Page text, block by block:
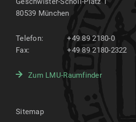
80539 München
Telefon:
+49 89 2180-0
Fax:
+49 89 2180-2322
Zum LMU-Raumfinder
Sitemap